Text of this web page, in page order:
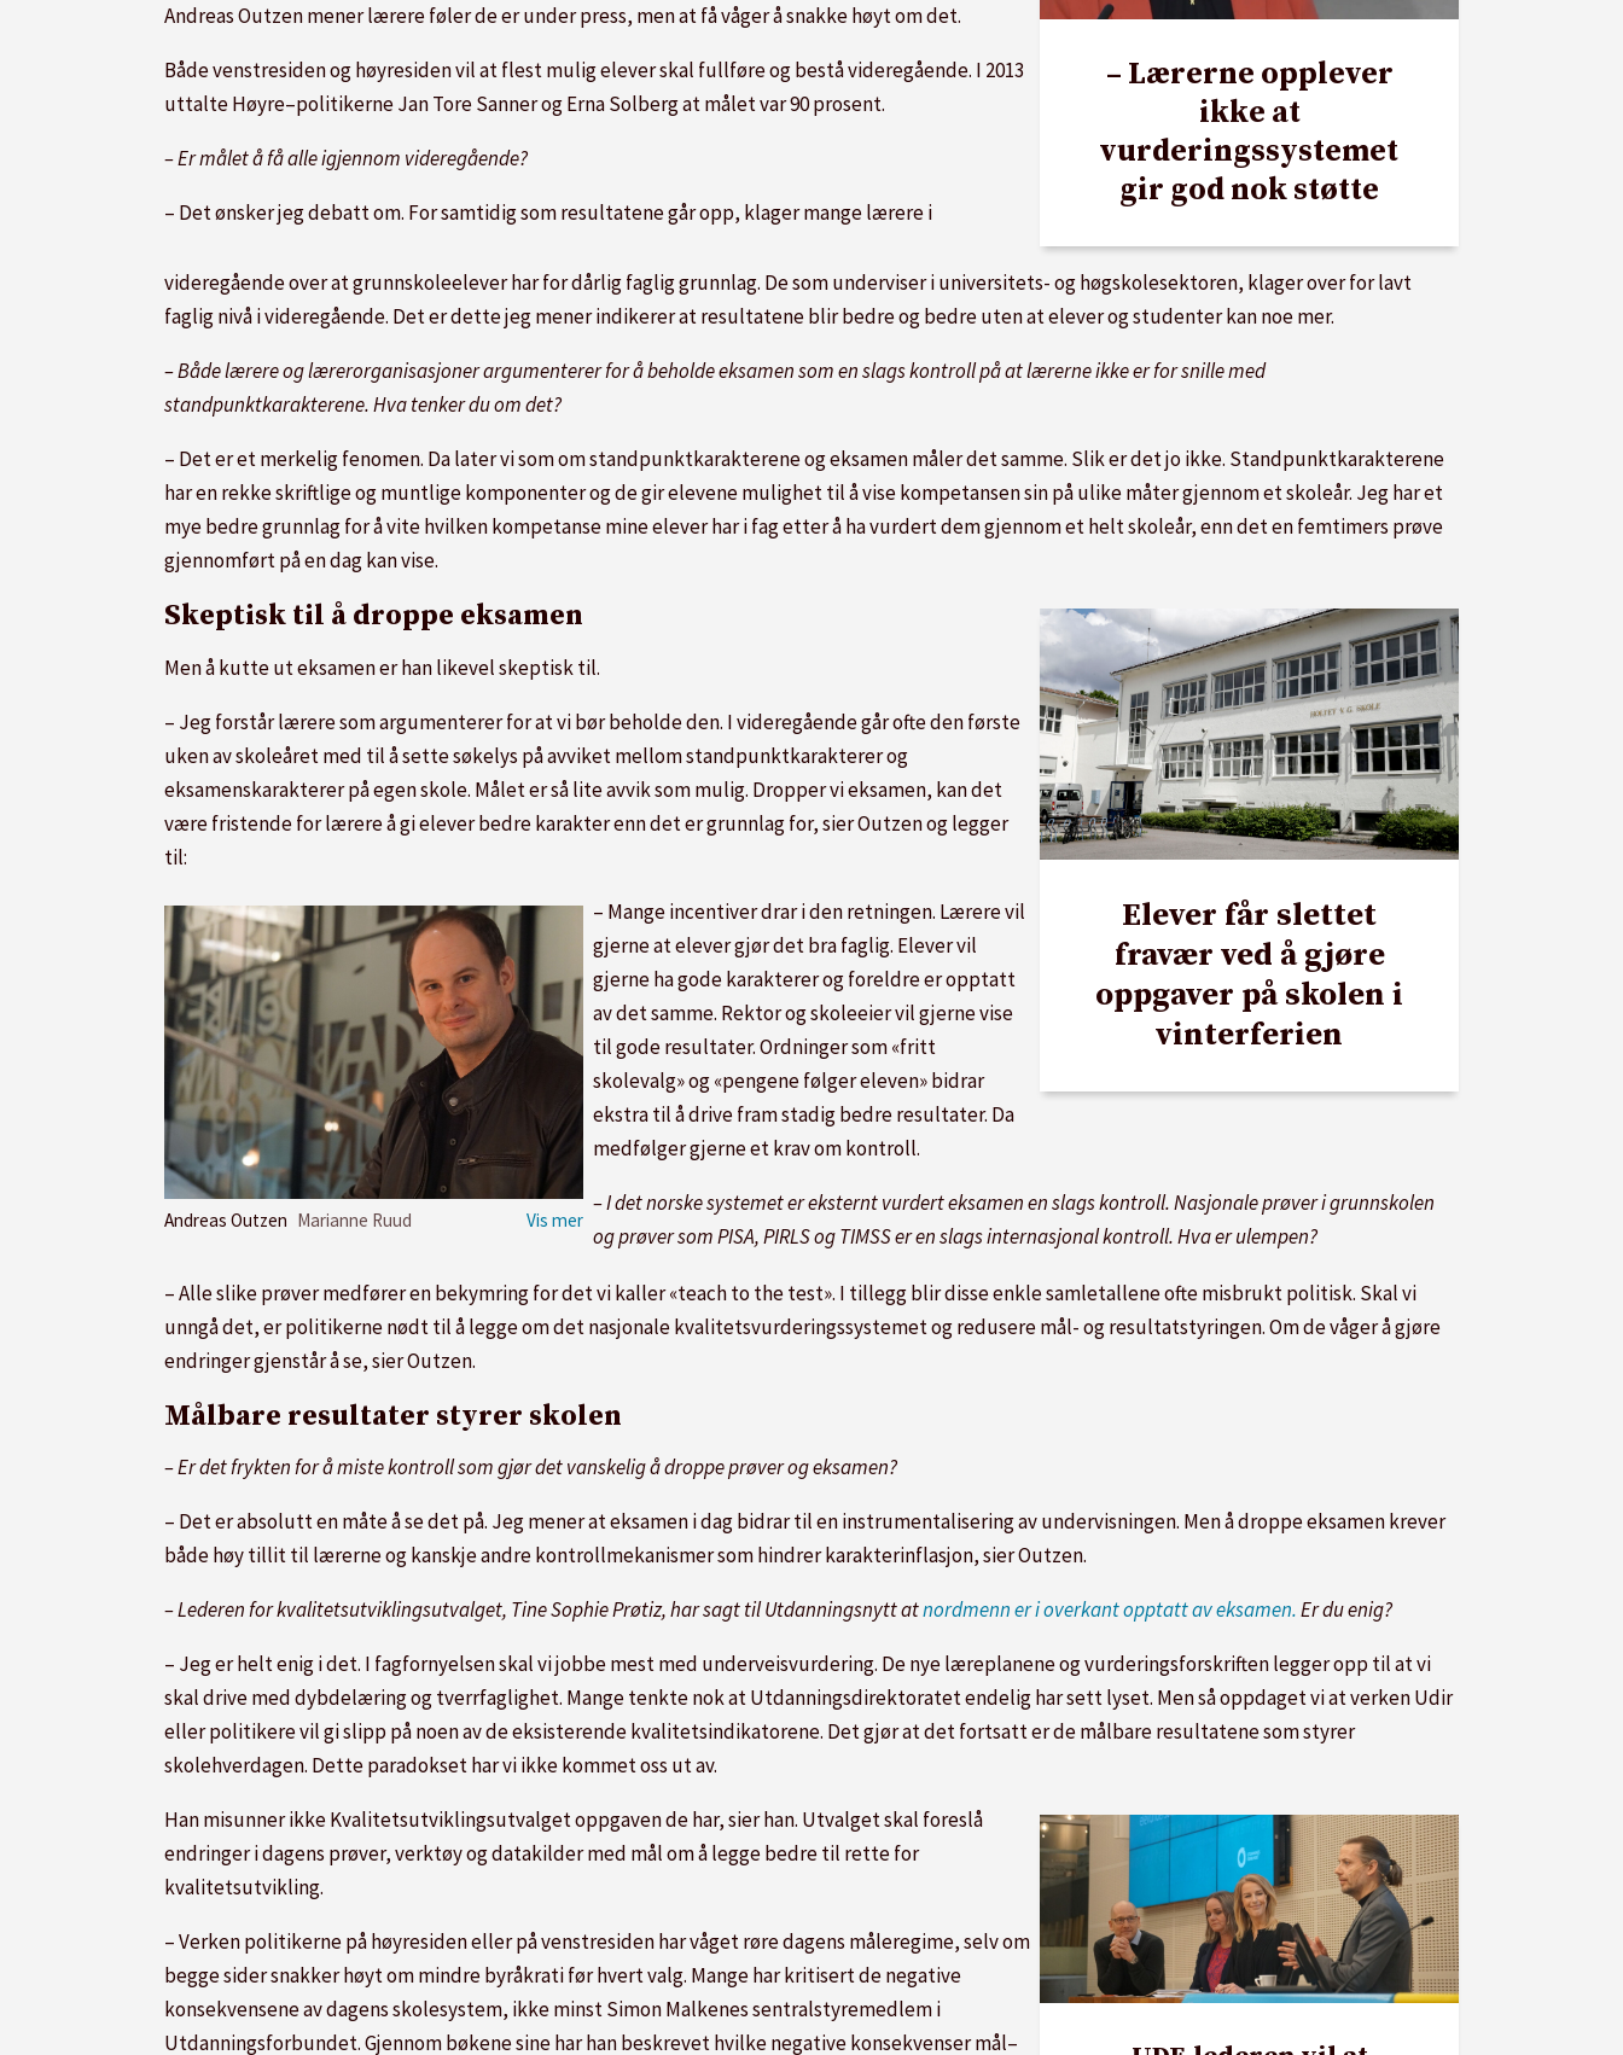
– Lærerne opplever
ikke at
vurderingssystemet
gir god nok støtte
Andreas Outzen mener lærere føler de er under press, men at få våger å snakke høyt om det.
Både venstresiden og høyresiden vil at flest mulig elever skal fullføre og bestå videregående. I 2013
uttalte Høyre–politikerne Jan Tore Sanner og Erna Solberg at målet var 90 prosent.
– Er målet å få alle igjennom videregående?
– Det ønsker jeg debatt om. For samtidig som resultatene går opp, klager mange lærere i
videregående over at grunnskoleelever har for dårlig faglig grunnlag. De som underviser i universitets- og høgskolesektoren, klager over for lavt
faglig nivå i videregående. Det er dette jeg mener indikerer at resultatene blir bedre og bedre uten at elever og studenter kan noe mer.
– Både lærere og lærerorganisasjoner argumenterer for å beholde eksamen som en slags kontroll på at lærerne ikke er for snille med
standpunktkarakterene. Hva tenker du om det?
– Det er et merkelig fenomen. Da later vi som om standpunktkarakterene og eksamen måler det samme. Slik er det jo ikke. Standpunktkarakterene
har en rekke skriftlige og muntlige komponenter og de gir elevene mulighet til å vise kompetansen sin på ulike måter gjennom et skoleår. Jeg har et
mye bedre grunnlag for å vite hvilken kompetanse mine elever har i fag etter å ha vurdert dem gjennom et helt skoleår, enn det en femtimers prøve
gjennomført på en dag kan vise.
Elever får slettet
fravær ved å gjøre
oppgaver på skolen i
vinterferien
Skeptisk til å droppe eksamen
Men å kutte ut eksamen er han likevel skeptisk til.
– Jeg forstår lærere som argumenterer for at vi bør beholde den. I videregående går ofte den første
uken av skoleåret med til å sette søkelys på avviket mellom standpunktkarakterer og
eksamenskarakterer på egen skole. Målet er så lite avvik som mulig. Dropper vi eksamen, kan det
være fristende for lærere å gi elever bedre karakter enn det er grunnlag for, sier Outzen og legger
til:
Andreas Outzen Marianne Ruud
– Mange incentiver drar i den retningen. Lærere vil
gjerne at elever gjør det bra faglig. Elever vil
gjerne ha gode karakterer og foreldre er opptatt
av det samme. Rektor og skoleeier vil gjerne vise
til gode resultater. Ordninger som «fritt
skolevalg» og «pengene følger eleven» bidrar
ekstra til å drive fram stadig bedre resultater. Da
medfølger gjerne et krav om kontroll.
– I det norske systemet er eksternt vurdert eksamen en slags kontroll. Nasjonale prøver i grunnskolen
og prøver som PISA, PIRLS og TIMSS er en slags internasjonal kontroll. Hva er ulempen?
– Alle slike prøver medfører en bekymring for det vi kaller «teach to the test». I tillegg blir disse enkle samletallene ofte misbrukt politisk. Skal vi
unngå det, er politikerne nødt til å legge om det nasjonale kvalitetsvurderingssystemet og redusere mål- og resultatstyringen. Om de våger å gjøre
endringer gjenstår å se, sier Outzen.
Målbare resultater styrer skolen
– Er det frykten for å miste kontroll som gjør det vanskelig å droppe prøver og eksamen?
– Det er absolutt en måte å se det på. Jeg mener at eksamen i dag bidrar til en instrumentalisering av undervisningen. Men å droppe eksamen krever
både høy tillit til lærerne og kanskje andre kontrollmekanismer som hindrer karakterinflasjon, sier Outzen.
– Lederen for kvalitetsutviklingsutvalget, Tine Sophie Prøtiz, har sagt til Utdanningsnytt atnordmenn er i overkant opptatt av eksamen.Er du enig?
– Jeg er helt enig i det. I fagfornyelsen skal vi jobbe mest med underveisvurdering. De nye læreplanene og vurderingsforskriften legger opp til at vi
skal drive med dybdelæring og tverrfaglighet. Mange tenkte nok at Utdanningsdirektoratet endelig har sett lyset. Men så oppdaget vi at verken Udir
eller politikere vil gi slipp på noen av de eksisterende kvalitetsindikatorene. Det gjør at det fortsatt er de målbare resultatene som styrer
skolehverdagen. Dette paradokset har vi ikke kommet oss ut av.
Han misunner ikke Kvalitetsutviklingsutvalget oppgaven de har, sier han. Utvalget skal foreslå
endringer i dagens prøver, verktøy og datakilder med mål om å legge bedre til rette for
kvalitetsutvikling.
– Verken politikerne på høyresiden eller på venstresiden har våget røre dagens måleregime, selv om
begge sider snakker høyt om mindre byråkrati før hvert valg. Mange har kritisert de negative
konsekvensene av dagens skolesystem, ikke minst Simon Malkenes sentralstyremedlem i
Utdanningsforbundet. Gjennom bøkene sine har han beskrevet hvilke negative konsekvenser mål–